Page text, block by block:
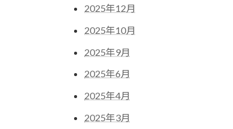
2025年12月
2025年10月
2025年9月
2025年6月
2025年4月
2025年3月